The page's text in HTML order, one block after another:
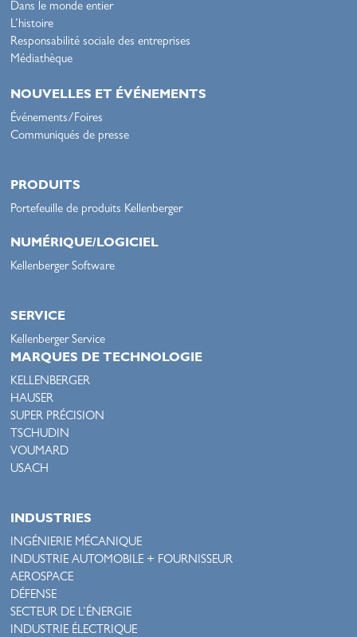
Dans le monde entier
L’histoire
Responsabilité sociale des entreprises
Médiathèque
NOUVELLES ET ÉVÉNEMENTS
Événements/Foires
Communiqués de presse
PRODUITS
Portefeuille de produits Kellenberger
NUMÉRIQUE/LOGICIEL
Kellenberger Software
SERVICE
Kellenberger Service
MARQUES DE TECHNOLOGIE
KELLENBERGER
HAUSER
SUPER PRÉCISION
TSCHUDIN
VOUMARD
USACH
INDUSTRIES
INGÉNIERIE MÉCANIQUE
INDUSTRIE AUTOMOBILE + FOURNISSEUR
AEROSPACE
DÉFENSE
SECTEUR DE L’ÉNERGIE
INDUSTRIE ÉLECTRIQUE